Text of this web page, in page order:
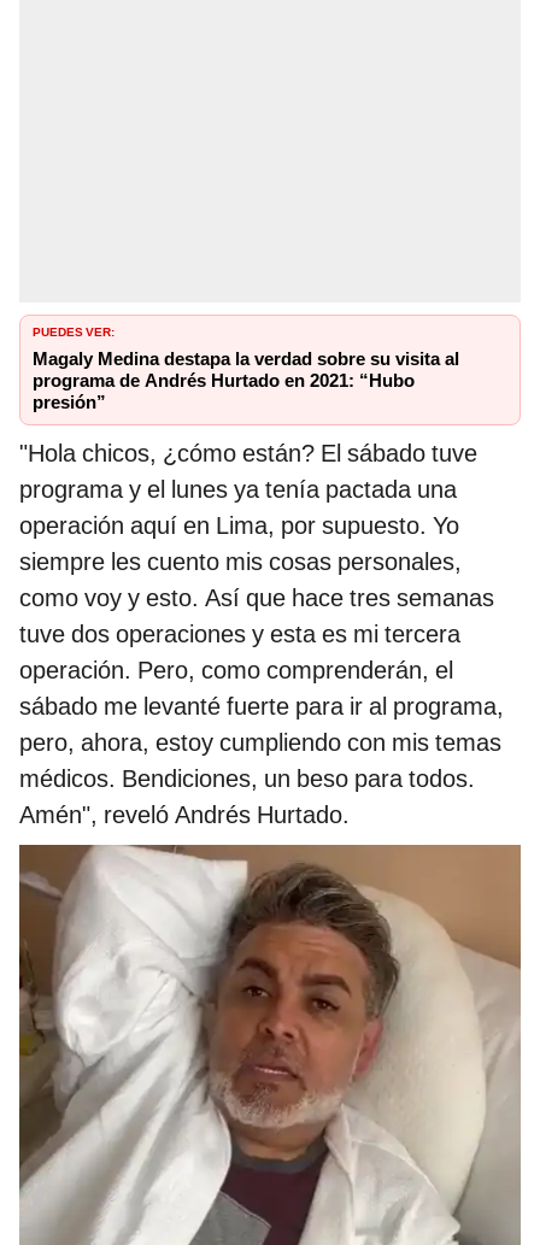
PUEDES VER:
Magaly Medina destapa la verdad sobre su visita al
programa de Andrés Hurtado en 2021: “Hubo
presión”
"Hola chicos, ¿cómo están? El sábado tuve
programa y el lunes ya tenía pactada una
operación aquí en Lima, por supuesto. Yo
siempre les cuento mis cosas personales,
como voy y esto. Así que hace tres semanas
tuve dos operaciones y esta es mi tercera
operación. Pero, como comprenderán, el
sábado me levanté fuerte para ir al programa,
pero, ahora, estoy cumpliendo con mis temas
médicos. Bendiciones, un beso para todos.
Amén", reveló Andrés Hurtado.